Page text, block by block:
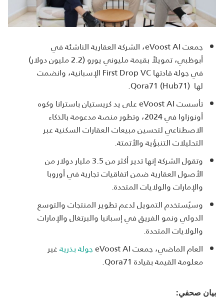
جمعت eVoost AI، الشركة العقارية الناشئة في
أبوظبي، تمويلاً بقيمة مليوني يورو (2.2 مليون دولار)
في جولة قادتها First Drop VC الإسبانية، وانضمت
لها Qora71 (Hub71).
تأسست eVoost AI على يد كريستيان باسترانا وكوه
أونوزاوا في 2024، وتطور منصة مدعومة بالذكاء
الاصطناعي لتحسين مبيعات العقارات السكنية عبر
التحليلات التنبؤية والأتمتة.
وتقول الشركة إنها تدير أكثر من 3.5 مليار دولار من
الأصول العقارية ضمن اتفاقيات تجارية في أوروبا
والإمارات والولايات المتحدة.
وسيُستخدم التمويل لدعم تطوير المنتجات والتوسع
الدولي ونمو الفريق في إسبانيا والبرتغال والإمارات
والولايات المتحدة.
العام الماضي، جمعت eVoost AI
جولة بذريةغير
معلومة القيمة بقيادة Qora71.
بيان صحفي: